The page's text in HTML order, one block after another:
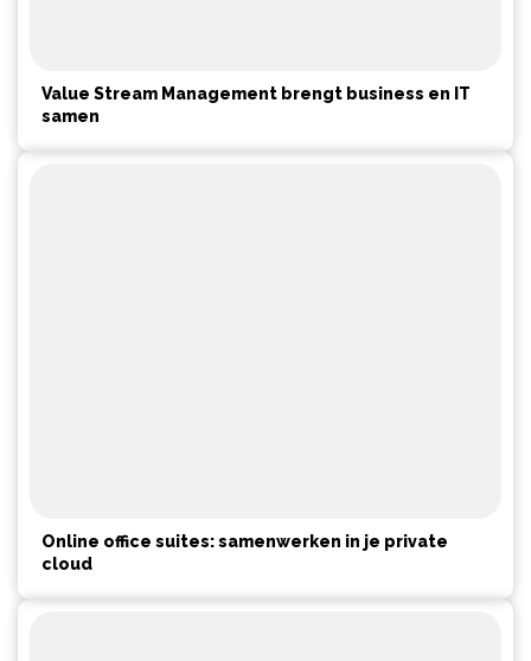
Value Stream Management brengt business en IT
samen
Online office suites: samenwerken in je private
cloud